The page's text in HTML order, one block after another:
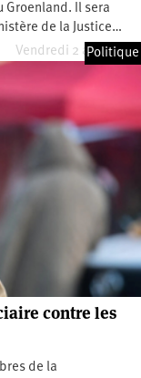
Groenland. Il sera
de la Justice…
Vendredi 2 août 2024
Politique
contre les
de la